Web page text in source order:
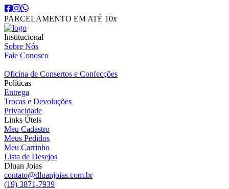
PARCELAMENTO EM ATÉ 10x
Institucional
Sobre Nós
Fale Conosco
Oficina de Consertos e Confecções
Políticas
Entrega
Trocas e Devoluções
Privacidade
Links Úteis
Meu Cadastro
Meus Pedidos
Meu Carrinho
Lista de Desejos
Dluan Joias
contato@dluanjoias.com.br
(19) 3871-7939